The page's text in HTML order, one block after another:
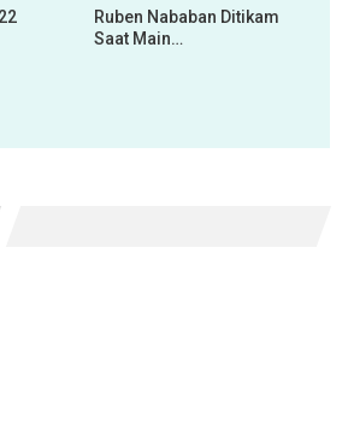
Ruben Nababan Ditikam
Saat Main…